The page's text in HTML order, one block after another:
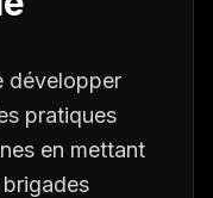
développer
pratiques
en mettant